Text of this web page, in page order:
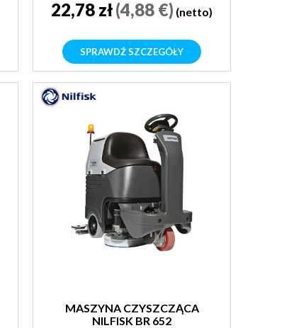
22,78 zł(4,88 €) (netto)
SPRAWDŹ SZCZEGÓŁY
MASZYNA CZYSZCZĄCA
NILFISK BR 652